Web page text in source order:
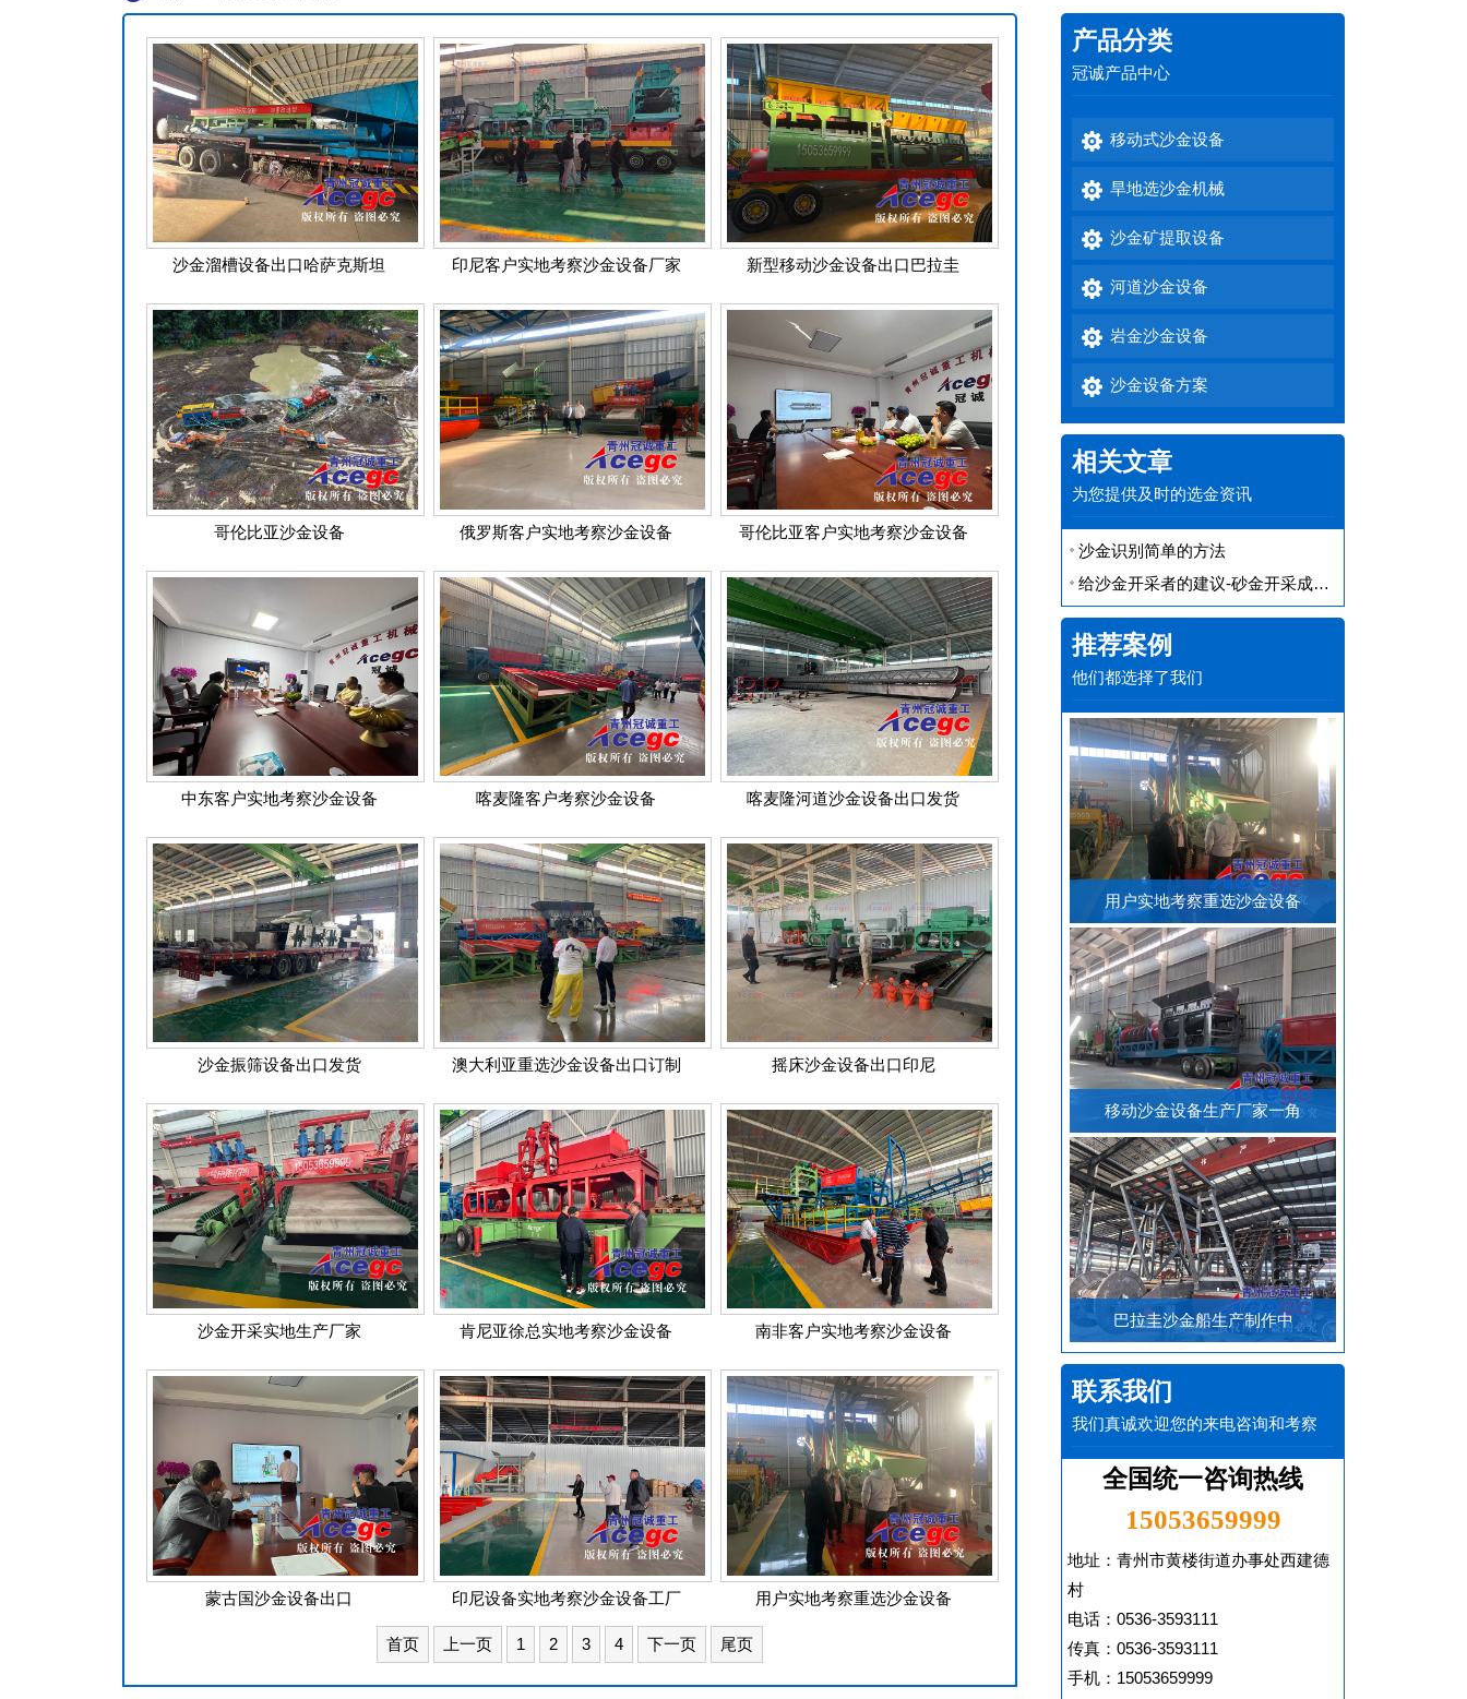
沙金溜槽设备出口哈萨克斯坦 印尼客户实地考察沙金设备厂家 新型移动沙金设备出口巴拉圭
哥伦比亚沙金设备 俄罗斯客户实地考察沙金设备 哥伦比亚客户实地考察沙金设备
中东客户实地考察沙金设备 喀麦隆客户考察沙金设备 喀麦隆河道沙金设备出口发货
沙金振筛设备出口发货 澳大利亚重选沙金设备出口订制 摇床沙金设备出口印尼
沙金开采实地生产厂家 肯尼亚徐总实地考察沙金设备 南非客户实地考察沙金设备
蒙古国沙金设备出口 印尼设备实地考察沙金设备工厂 用户实地考察重选沙金设备
首页 上一页 1 2 3 4 下一页 尾页
产品分类
冠诚产品中心
移动式沙金设备
旱地选沙金机械
沙金矿提取设备
河道沙金设备
岩金沙金设备
沙金设备方案
相关文章
为您提供及时的选金资讯
沙金识别简单的方法
给沙金开采者的建议-砂金开采成本计算分析
推荐案例
他们都选择了我们
用户实地考察重选沙金设备
移动沙金设备生产厂家一角
巴拉圭沙金船生产制作中
联系我们
我们真诚欢迎您的来电咨询和考察
全国统一咨询热线
15053659999
地址：青州市黄楼街道办事处西建德
村
电话：0536-3593111
传真：0536-3593111
手机：15053659999